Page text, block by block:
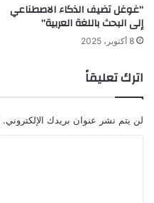
“غوغل تضيف الذكاء الاصطناعي
إلى البحث باللغة العربية”
8 أكتوبر، 2025
اترك تعليقاً
لن يتم نشر عنوان بريدك الإلكتروني.